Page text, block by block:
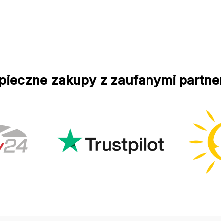
zakupy z zaufanymi